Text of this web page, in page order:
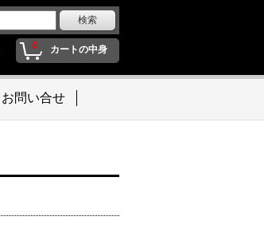
0 カートの中身
お問い合せ